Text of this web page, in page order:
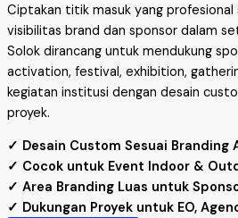
Ciptakan titik masuk yang profesional
visibilitas brand dan sponsor dalam
Solok dirancang untuk mendukung
activation, festival, exhibition,
kegiatan institusi dengan desain
proyek.
✓ Desain Custom Sesuai Branding
✓ Cocok untuk Event Indoor &
✓ Area Branding Luas untuk
✓ Dukungan Proyek untuk EO,